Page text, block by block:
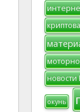
новости
окунь